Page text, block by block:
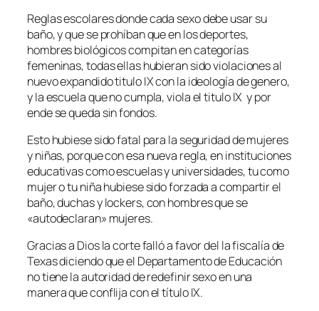
Reglas escolares donde cada sexo debe usar su
baño, y que se prohíban que en los deportes,
hombres biológicos compitan en categorías
femeninas, todas ellas hubieran sido violaciones al
nuevo expandido titulo IX con la ideología de genero,
y la escuela que no cumpla, viola el titulo IX y por
ende se queda sin fondos.
Esto hubiese sido fatal para la seguridad de mujeres
y niñas, porque con esa nueva regla, en instituciones
educativas como escuelas y universidades, tu como
mujer o tu niña hubiese sido forzada a compartir el
baño, duchas y lockers, con hombres que se
«autodeclaran» mujeres.
Gracias a Dios la corte falló a favor del la fiscalía de
Texas diciendo que el Departamento de Educación
no tiene la autoridad de redefinir sexo en una
manera que conflija con el título IX.